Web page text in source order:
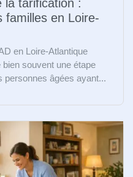
la tarification :
familles en Loire-
en Loire-Atlantique
bien souvent une étape
personnes âgées ayant...